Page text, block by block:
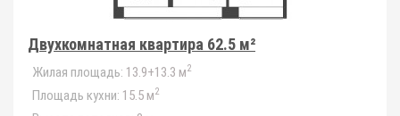
Двухкомнатная квартира 62.5 м²
Жилая площадь: 13.9+13.3 м2
Площадь кухни: 15.5 м2